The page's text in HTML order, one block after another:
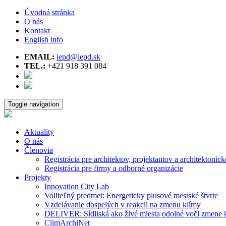
Úvodná stránka
O nás
Kontakt
English info
EMAIL: iepd@iepd.sk
TEL.: +421 918 391 084
Toggle navigation
Aktuality
O nás
Členovia
Registrácia pre architektov, projektantov a
Registrácia pre firmy a odborné organizácie
Projekty
Innovation City Lab
Voliteľný predmet: Energeticky plusové mestské štvrte
Vzdelávanie dospelých v reakcii na zmenu klímy
DELIVER: Sídliská ako živé miesta odolné voči zmene
ClimArchiNet